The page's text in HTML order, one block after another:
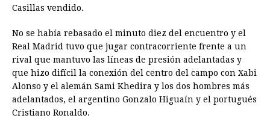
Casillas vendido.
No se había rebasado el minuto diez del encuentro y el
Real Madrid tuvo que jugar contracorriente frente a un
rival que mantuvo las líneas de presión adelantadas y
que hizo difícil la conexión del centro del campo con Xabi
Alonso y el alemán Sami Khedira y los dos hombres más
adelantados, el argentino Gonzalo Higuaín y el portugués
Cristiano Ronaldo.